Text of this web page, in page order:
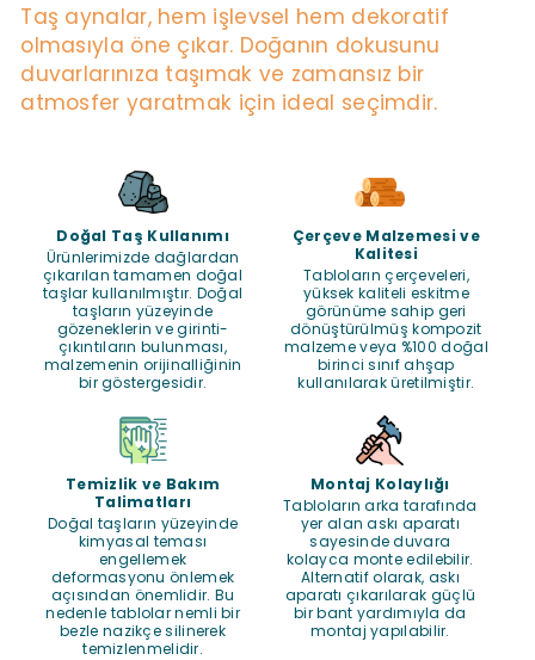
Taş aynalar, hem işlevsel hem dekoratif
olmasıyla öne çıkar. Doğanın dokusunu
duvarlarınıza taşımak ve zamansız bir
atmosfer yaratmak için ideal seçimdir.
Doğal Taş Kullanımı
Ürünlerimizde dağlardan
çıkarılan tamamen doğal
taşlar kullanılmıştır. Doğal
taşların yüzeyinde
gözeneklerin ve girinti-
çıkıntıların bulunması,
malzemenin orijinalliğinin
bir göstergesidir.
Çerçeve Malzemesi ve
Kalitesi
Tabloların çerçeveleri,
yüksek kaliteli eskitme
görünüme sahip geri
dönüştürülmüş kompozit
malzeme veya %100 doğal
birinci sınıf ahşap
kullanılarak üretilmiştir.
Temizlik ve Bakım
Talimatları
Doğal taşların yüzeyinde
kimyasal teması
engellemek
deformasyonu önlemek
açısından önemlidir. Bu
nedenle tablolar nemli bir
bezle nazikçe silinerek
temizlenmelidir.
Montaj Kolaylığı
Tabloların arka tarafında
yer alan askı aparatı
sayesinde duvara
kolayca monte edilebilir.
Alternatif olarak, askı
aparatı çıkarılarak güçlü
bir bant yardımıyla da
montaj yapılabilir.